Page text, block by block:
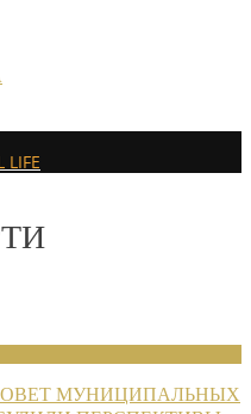
LIFE
МУНИЦИПАЛЬНЫХ